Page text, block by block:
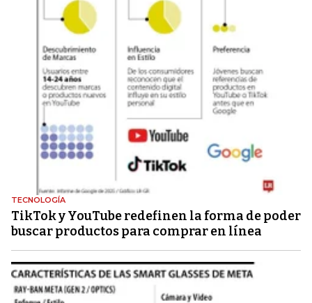
TECNOLOGÍA
TikTok y YouTube redefinen la forma de poder
buscar productos para comprar en línea